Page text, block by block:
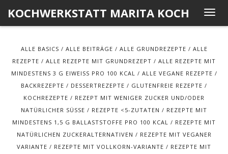
content
T
o
l
e
i
g
a
KOCHWERKSTATT MARITA KOCH
ALLE BASICS ALLE BEITRÄGE ALLE GRUNDREZEPTE
ALLE
REZEPTE
ALLE REZEPTE MIT GRUNDREZEPT
ALLE REZEPTE MIT
MINDESTENS 3 G EIWEISS PRO 100 KCAL
ALLE VEGANE REZEPTE
BACKREZEPTE
DESSERTREZEPTE
GLUTENFREIE REZEPTE
KOCHREZEPTE
REZEPT MIT WENIGER ZUCKER UND/ODER
NATÜRLICHER SÜSSE
REZEPTE <5-ZUTATEN
REZEPTE MIT
MINDESTENS 1,5 G BALLASTSTOFFE PRO 100 KCAL
REZEPTE MIT
NATÜRLICHEN ZUCKERALTERNATIVEN
REZEPTE MIT VEGANER
VARIANTE
REZEPTE MIT VOLLKORN-VARIANTE
REZEPTE MIT